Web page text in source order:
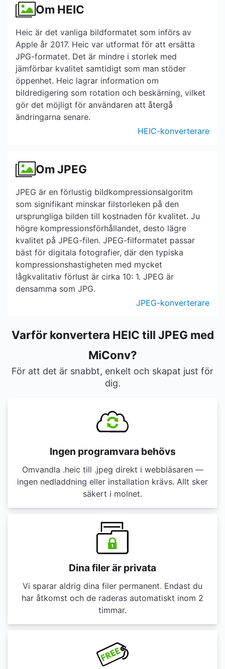
Om HEIC
Heic är det vanliga bildformatet som införs av
Apple år 2017. Heic var utformat för att ersätta
JPG-formatet. Det är mindre i storlek med
jämförbar kvalitet samtidigt som man stöder
öppenhet. Heic lagrar information om
bildredigering som rotation och beskärning, vilket
gör det möjligt för användaren att återgå
ändringarna senare.
HEIC-konverterare
Om JPEG
JPEG är en förlustig bildkompressionsalgoritm
som signifikant minskar filstorleken på den
ursprungliga bilden till kostnaden för kvalitet. Ju
högre kompressionsförhållandet, desto lägre
kvalitet på JPEG-filen. JPEG-filformatet passar
bäst för digitala fotografier, där den typiska
kompressionshastigheten med mycket
lågkvalitativ förlust är cirka 10: 1. JPEG är
densamma som JPG.
JPEG-konverterare
Varför konvertera HEIC till JPEG med
MiConv?
För att det är snabbt, enkelt och skapat just för
dig.
Ingen programvara behövs
Omvandla .heic till .jpeg direkt i webbläsaren —
ingen nedladdning eller installation krävs. Allt sker
säkert i molnet.
Dina filer är privata
Vi sparar aldrig dina filer permanent. Endast du
har åtkomst och de raderas automatiskt inom 2
timmar.